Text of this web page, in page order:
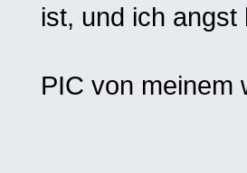
ist, und ich
PIC von meinem